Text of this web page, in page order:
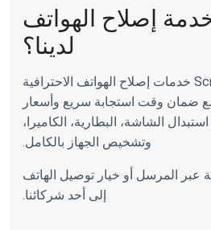
خدمة إصلاح الهواتف
لدينا؟
تقدم ScreenFixer خدمات إصلاح الهواتف الاحترافية
ضمان وقت استجابة سريع وأسعار
الشاشة، البطارية، الكاميرا،
وتشخيص الجهاز بالكامل.
عبر المرسل أو خيار توصيل الهاتف
إلى أحد شركائنا.